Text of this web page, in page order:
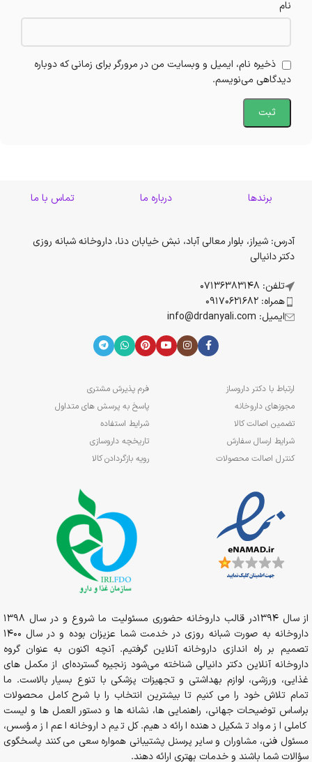
نام
ذخیره نام، ایمیل و وبسایت من در مرورگر برای زمانی که دوباره
دیدگاهی می‌نویسم.
برندها درباره ما تماس با ما
آدرس: شیراز، بلوار معالی آباد، نبش خیابان دنا، داروخانه شبانه روزی
دکتر دانیالی
تلفن: 07136383148
همراه: 09170621682
ایمیل: info@drdanyali.com
ارتباط با دکتر داروساز
مجوزهای داروخانه
تضمین اصالت کالا
شرایط ارسال سفارش
کنترل اصالت محصولات
فرم پذیرش مشتری
پاسخ به پرسش های متداول
شرایط استفاده
تاریخچه داروسازی
رویه بازگردادن کالا
از سال 1394در قالب داروخانه حضوری مسئولیت ما شروع و در سال 1398
داروخانه به صورت شبانه روزی در خدمت شما عزیزان بوده و در سال 1400
تصمیم بر راه اندازی داروخانه آنلاین گرفتیم. آنچه اکنون به عنوان گروه
داروخانه آنلاین دکتر دانیالی شناخته می‌شود زنجیره گسترده‌ای از مکمل های
غذایی، ورزشی، لوازم بهداشتی و تجهیزات پزشکی با تنوع بسیار بالاست. ما
تمام تلاش خود را می کنیم تا بیشترین انتخاب را با شرح کامل محصولات
براساس توضیحات جهانی، راهنمایی ها، نشانه ها و دستور العمل ها و لیست
کاملی از مواد تشکیل دهنده ارائه دهیم. کل تیم داروخانه اعم از مؤسس،
مسئول فنی، مشاوران و سایر پرسنل پشتیبانی همواره سعی می کنند پاسخگوی
سؤالات شما باشند و خدمات بهتری ارائه دهند.